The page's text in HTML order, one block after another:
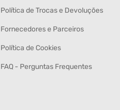
Política de Trocas e Devoluções
Fornecedores e Parceiros
Política de Cookies
FAQ - Perguntas Frequentes